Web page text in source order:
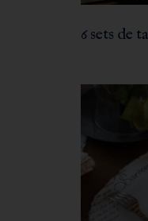
6 sets de